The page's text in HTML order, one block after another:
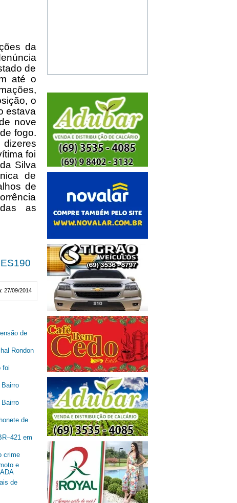
da
de
até o
o
estava
nove
fogo.
foi
Silva
de
de
as
27/09/2014
de
Rondon
foi
de
em
crime
e
de